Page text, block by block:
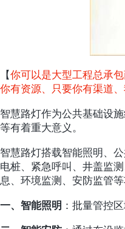
【你可以是大型工程总承
你有资源、只要你有渠道
智慧路灯作为公共基础设
等有着重大意义。
智慧路灯搭载智能照明、
电桩、紧急呼叫、井盖监
息、环境监测、安防监管
一、智能照明 ：批量管控